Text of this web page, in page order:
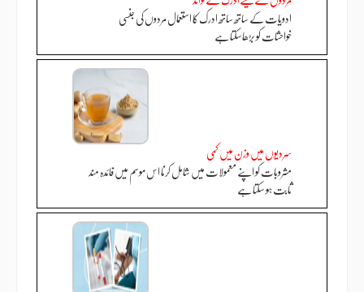
ادویات کے ساتھ ساتھ ادرک کا استعمال مردوں کی جنسی
خواحشات کو بڑھاسکتا ہے
سردیوں میں وزن میں کمی
مشروبات کو اپنے معمولات میں شامل کرنا اس موسم میں فائدہ مند
ثابت ہو سکتا ہے